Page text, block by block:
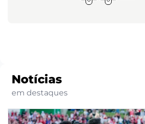
Notícias
em destaques